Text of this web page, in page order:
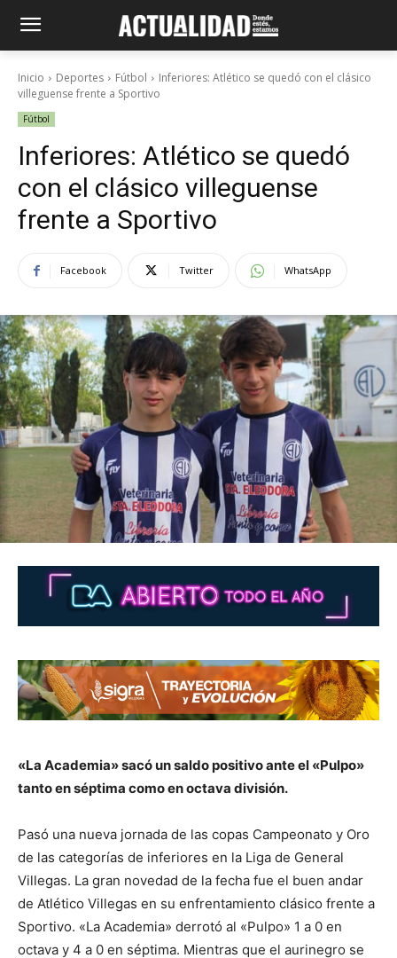
Inicio Deportes Fútbol
Inferiores: Atlético se quedó con el clásico
villeguense frente a Sportivo
Fútbol
Inferiores: Atlético se quedó
con el clásico villeguense
frente a Sportivo
Facebook Twitter WhatsApp
«La Academia» sacó un saldo positivo ante el «Pulpo»
tanto en séptima como en octava división.
Pasó una nueva jornada de las copas Campeonato y Oro
de las categorías de inferiores en la Liga de General
Villegas. La gran novedad de la fecha fue el buen andar
de Atlético Villegas en su enfrentamiento clásico frente a
Sportivo. «La Academia» derrotó al «Pulpo» 1 a 0 en
octava y 4 a 0 en séptima. Mientras que el aurinegro se